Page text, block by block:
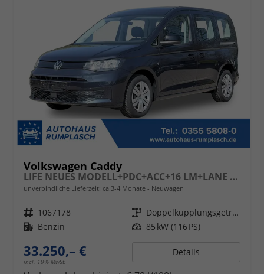
Volkswagen Caddy
LIFE NEUES MODELL+PDC+ACC+16 LM+LANE ASSIST
unverbindliche Lieferzeit: ca.3-4 Monate Neuwagen
Fahrzeugnr. 1067178 Getriebe
Doppelkupplungsgetriebe (DSG)
Kraftstoff Benzin Leistung 85 kW (116 PS)
33.250,– €
incl. 19% MwSt.
Details